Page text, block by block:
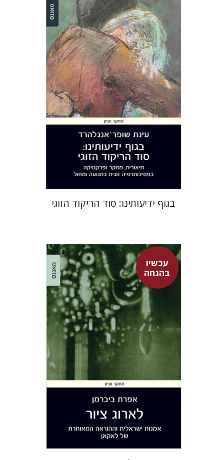
עינת שופר-אנגלהרד
הנחת אתר ספר מודפס
$31
$28
בגוף ידיעותינו: סוד הריקוד הזוגי
עכשיו
בהנחה
אפרת ביברמן
עכשיו בהנחה
$35
$26